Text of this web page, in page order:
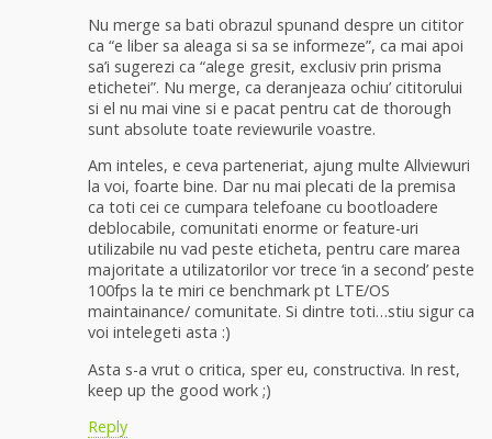
Nu merge sa bati obrazul spunand despre un cititor
ca “e liber sa aleaga si sa se informeze”, ca mai apoi
sa’i sugerezi ca “alege gresit, exclusiv prin prisma
etichetei”. Nu merge, ca deranjeaza ochiu’ cititorului
si el nu mai vine si e pacat pentru cat de thorough
sunt absolute toate reviewurile voastre.
Am inteles, e ceva parteneriat, ajung multe Allviewuri
la voi, foarte bine. Dar nu mai plecati de la premisa
ca toti cei ce cumpara telefoane cu bootloadere
deblocabile, comunitati enorme or feature-uri
utilizabile nu vad peste eticheta, pentru care marea
majoritate a utilizatorilor vor trece ‘in a second’ peste
100fps la te miri ce benchmark pt LTE/OS
maintainance/ comunitate. Si dintre toti…stiu sigur ca
voi intelegeti asta :)
Asta s-a vrut o critica, sper eu, constructiva. In rest,
keep up the good work ;)
Reply